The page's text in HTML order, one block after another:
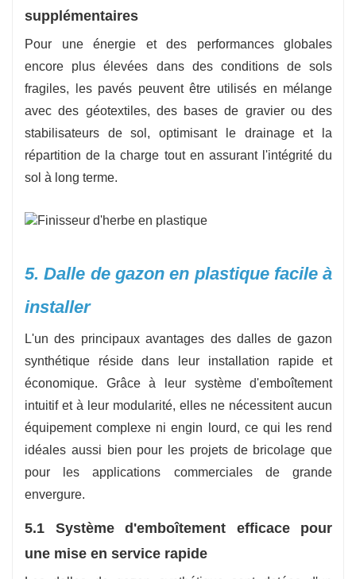
supplémentaires
Pour une énergie et des performances globales
encore plus élevées dans des conditions de sols
fragiles, les pavés peuvent être utilisés en mélange
avec des géotextiles, des bases de gravier ou des
stabilisateurs de sol, optimisant le drainage et la
répartition de la charge tout en assurant l'intégrité du
sol à long terme.
5. Dalle de gazon en plastique facile à
installer
L'un des principaux avantages des dalles de gazon
synthétique réside dans leur installation rapide et
économique. Grâce à leur système d'emboîtement
intuitif et à leur modularité, elles ne nécessitent aucun
équipement complexe ni engin lourd, ce qui les rend
idéales aussi bien pour les projets de bricolage que
pour les applications commerciales de grande
envergure.
5.1 Système d'emboîtement efficace pour
une mise en service rapide